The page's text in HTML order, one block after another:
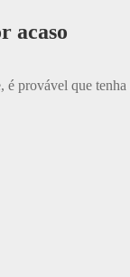
acaso
provável que